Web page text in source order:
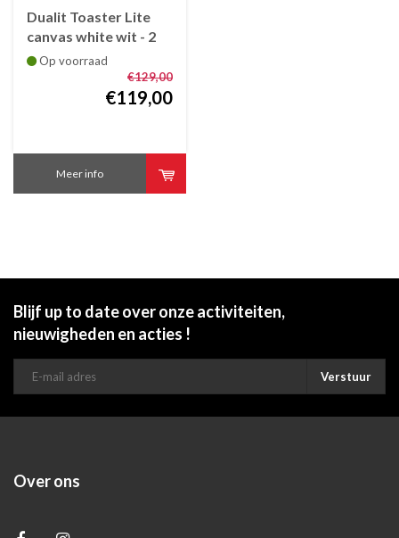
Dualit Toaster Lite
canvas white wit - 2
slots - korte brede
Op voorraad
€129,00
€119,00
Meer info
Blijf up to date over onze activiteiten,
nieuwigheden en acties !
Verstuur
Over ons